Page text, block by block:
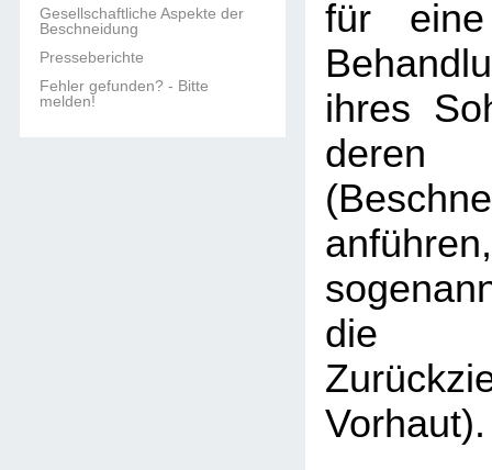
Gesellschaftliche Aspekte der
Beschneidung
Presseberichte
Fehler gefunden? - Bitte
melden!
für eine
ihres
deren
die